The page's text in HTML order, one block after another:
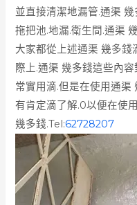
並直接清潔地漏管.通渠
拖把池.地漏.衛生間.通渠
大家都從上述通渠 幾多錢
際上.通渠 幾多錢這些內
常實用滴.但是在使用通渠
有肯定滴了解.0以便在使
幾多錢.Tel:62728207